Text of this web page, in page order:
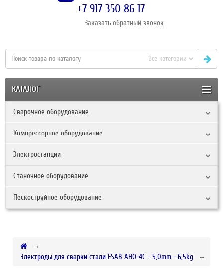
+7 917 350 86 17
Заказать обратный звонок
Все категории
КАТАЛОГ
Сварочное оборудование
Компрессорное оборудование
Электростанции
Станочное оборудование
Пескоструйное оборудование
Электроды для сварки стали ESAB АНО-4С - 5,0mm - 6,5kg